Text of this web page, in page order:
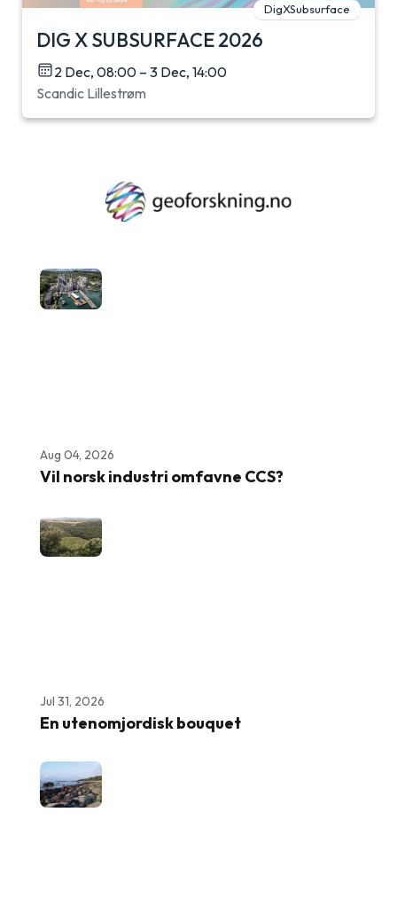
DigXSubsurface
DIG X SUBSURFACE 2026
2 Dec, 08:00 – 3 Dec, 14:00
Scandic Lillestrøm
Aug 04, 2026
Vil norsk industri omfavne CCS?
Jul 31, 2026
En utenomjordisk bouquet